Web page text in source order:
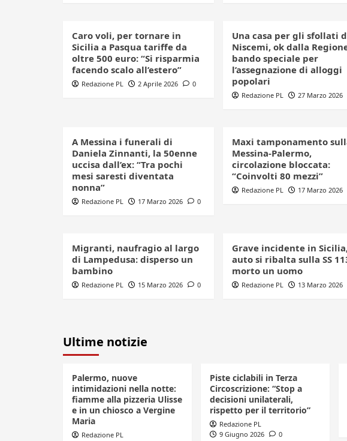
Caro voli, per tornare in
Sicilia a Pasqua tariffe da
oltre 500 euro: “Si risparmia
facendo scalo all’estero”
Redazione PL 2 Aprile 2026 0
Una casa per gli sfollati
Niscemi, ok dalla
bando speciale per
l’assegnazione di alloggi
popolari
Redazione PL 27 Marzo 2026
A Messina i funerali di
Daniela Zinnanti, la 50enne
uccisa dall’ex: “Tra pochi
mesi saresti diventata
nonna”
Redazione PL 17 Marzo 2026 0
Maxi tamponamento
Messina-Palermo,
circolazione bloccata:
“Coinvolti 80 mezzi”
Redazione PL 17 Marzo 2026
Migranti, naufragio al largo
di Lampedusa: disperso un
bambino
Redazione PL 15 Marzo 2026 0
Grave incidente in
auto si ribalta sulla SS
morto un uomo
Redazione PL 13 Marzo 2026
Ultime notizie
Palermo, nuove
intimidazioni nella notte:
fiamme alla pizzeria Ulisse
e in un chiosco a Vergine
Maria
Redazione PL
Piste ciclabili in Terza
Circoscrizione: “Stop a
decisioni unilaterali,
rispetto per il territorio”
Redazione PL
9 Giugno 2026
0